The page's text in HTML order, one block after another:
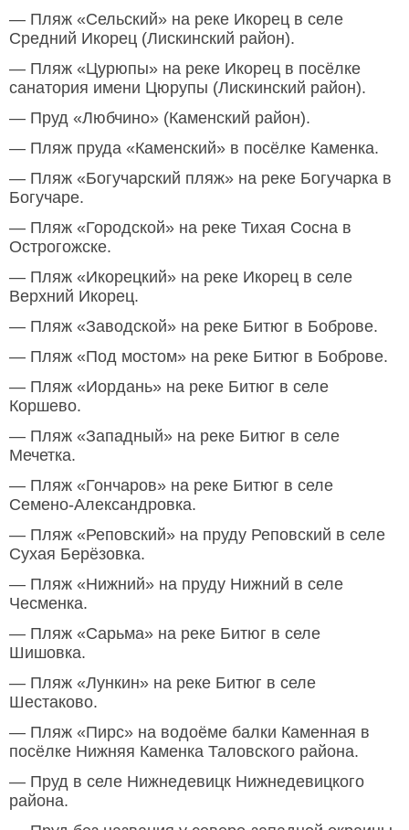
— Пляж «Сельский» на реке Икорец в селе
Средний Икорец (Лискинский район).
— Пляж «Цурюпы» на реке Икорец в посёлке
санатория имени Цюрупы (Лискинский район).
— Пруд «Любчино» (Каменский район).
— Пляж пруда «Каменский» в посёлке Каменка.
— Пляж «Богучарский пляж» на реке Богучарка в
Богучаре.
— Пляж «Городской» на реке Тихая Сосна в
Острогожске.
— Пляж «Икорецкий» на реке Икорец в селе
Верхний Икорец.
— Пляж «Заводской» на реке Битюг в Боброве.
— Пляж «Под мостом» на реке Битюг в Боброве.
— Пляж «Иордань» на реке Битюг в селе
Коршево.
— Пляж «Западный» на реке Битюг в селе
Мечетка.
— Пляж «Гончаров» на реке Битюг в селе
Семено-Александровка.
— Пляж «Реповский» на пруду Реповский в селе
Сухая Берёзовка.
— Пляж «Нижний» на пруду Нижний в селе
Чесменка.
— Пляж «Сарьма» на реке Битюг в селе
Шишовка.
— Пляж «Лункин» на реке Битюг в селе
Шестаково.
— Пляж «Пирс» на водоёме балки Каменная в
посёлке Нижняя Каменка Таловского района.
— Пруд в селе Нижнедевицк Нижнедевицкого
района.